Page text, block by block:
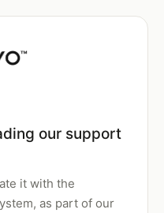
our support
it with the
as part of our